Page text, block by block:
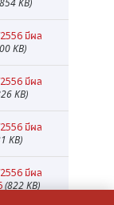
KB)
มีผล
KB)
มีผล
KB)
มีผล
KB)
มีผล
(822 KB)